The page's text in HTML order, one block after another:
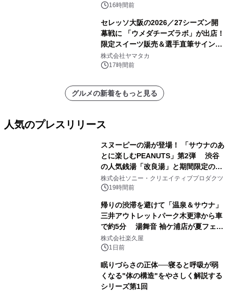
16時間前
セレッソ大阪の2026／27シーズン開
幕戦に 「ウメダチーズラボ」が出店！
限定スイーツ販売＆選手直筆サイング
ッズが当たる抽選会を 8月8日に開催
株式会社ヤマタカ
17時間前
グルメの新着をもっと見る
人気のプレスリリース
スヌーピーの湯が登場！ 「サウナのあ
とに楽しむPEANUTS」第2弾 渋谷
の人気銭湯「改良湯」と期間限定のコ
ラボレーション サウナイキタイコラ
ボグッズも発売決定！
株式会社ソニー・クリエイティブプロダクツ
19時間前
帰りの渋滞を避けて「温泉＆サウナ」
三井アウトレットパーク木更津から車
で約5分 湯舞音 袖ケ浦店が夏フェア
メニューを提供
株式会社楽久屋
1日前
眠りづらさの正体──寝ると呼吸が弱
くなる"体の構造"をやさしく解説する
シリーズ第1回